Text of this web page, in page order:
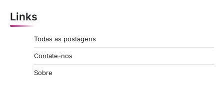
Links
Todas as postagens
Contate-nos
Sobre